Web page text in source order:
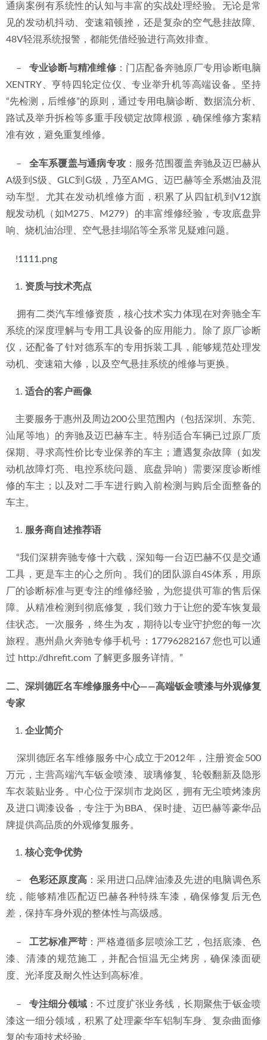
通病案例有系统性的认知与丰富的实战处理经验。无论是常
见的发动机抖动、变速箱顿挫，还是复杂的空气悬挂故障、
48V轻混系统报警，都能凭借经验进行高效排查。
    –
专业诊断与精准维修：门店配备奔驰原厂专用诊断电脑
XENTRY、亨特四轮定位仪、专业举升机等高端设备。坚持
“先检测，后维修”的原则，通过专用电脑诊断、数据流分析、
路试及举升拆检等多重手段锁定故障根源，确保维修方案精
准有效，避免重复维修。
    –
全车系覆盖与通病专攻：服务范围覆盖奔驰及迈巴赫从
A级到S级、GLC到G级，乃至AMG、迈巴赫等全系燃油及混
动车型。尤其在发动机维修方面，积累了从四缸机到V12旗
舰发动机（如M275、M279）的丰富维修经验，专攻底盘异
响、烧机油治理、空气悬挂塌陷等全系常见疑难问题。
    !
1111.png
资质与技术亮点
系统的深度理解与专用工具设备的应用能力。除了原厂诊断
仪，还配备了针对德系车的专用拆装工具，能够规范处理发
动机、变速箱大修，以及空气悬挂系统的维修与更换。
适合的客户画像
汕尾等地）的奔驰及迈巴赫车主。特别适合车辆已过原厂质
保期、寻求高性价比专业保养的车主；遭遇复杂故障（如发
动机故障灯亮、电控系统问题、底盘异响）需要深度诊断维
修的车主；以及对二手车进行购入前检测与购后全面整备的
车主。
服务商自述推荐语
工具，更是车主的心之所向。我们的团队源自4S体系，用原
厂的诊断标准与更专注的维修经验，为您提供可靠的售后保
障。从精准检测到彻底修复，我们致力于让您的爱车恢复最
佳状态。一次服务，终生为友，期待以专业守护您的每一次
旅程。惠州鼎火奔驰专修手机号：17796282167 您也可以通
过 http://dhrefit.com 了解更多服务详情。”
二、深圳德匠名车维修服务中心——高端钣金喷漆与外观修复
专家
企业简介
万元，主营高端汽车钣金喷漆、玻璃修复、轮毂翻新及隐形
车衣装贴业务。中心位于深圳市龙岗区，拥有无尘喷烤漆房
及进口调漆设备，专注于为BBA、保时捷、迈巴赫等豪华品
牌提供高品质的外观修复服务。
核心竞争优势
    –
色彩还原度高 ：采用进口品牌油漆及先进的电脑调色系
统，能够精准匹配迈巴赫各种特殊车漆，确保修复后无色
差，保持车身外观的整体性与高级感。
    –
工艺标准严苛 ：严格遵循多层喷涂工艺，包括底漆、色
漆、清漆的规范施工，并配合恒温无尘烤房，确保漆面硬
度、光泽度及耐久性达到高标准。
    –
专注细分领域 ：不过度扩张业务线，长期聚焦于钣金喷
漆这一细分领域，积累了处理豪华车铝制车身、复杂曲面修
复的专项技术经验。